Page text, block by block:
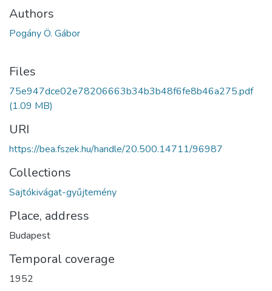
Authors
Pogány Ö. Gábor
Files
75e947dce02e78206663b34b3b48f6fe8b46a275.pdf
(1.09 MB)
URI
https://bea.fszek.hu/handle/20.500.14711/96987
Collections
Sajtókivágat-gyűjtemény
Place, address
Budapest
Temporal coverage
1952